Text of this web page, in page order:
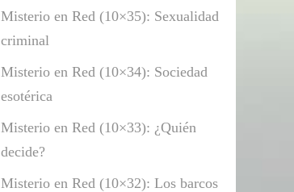
Misterio en Red (10×35): Sexualidad
criminal
Misterio en Red (10×34): Sociedad
esotérica
Misterio en Red (10×33): ¿Quién
decide?
Misterio en Red (10×32): Los barcos